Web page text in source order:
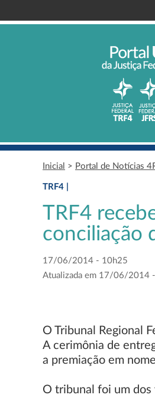
Inicial > Portal de Notícias
TRF4 |
TRF4
conciliação
17/06/2014 - 10h25
Atualizada em 17/06/2014
O Tribunal Regional
A cerimônia de
a premiação em
O tribunal foi um dos